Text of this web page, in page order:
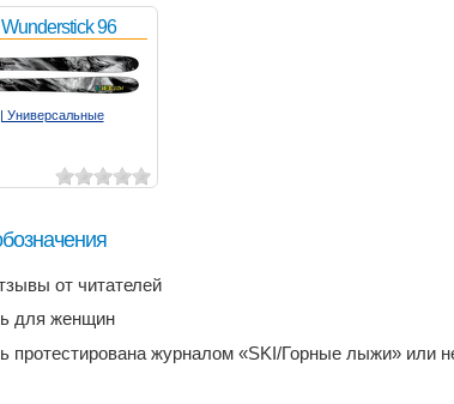
Wunderstick 96
Универсальные
от читателей
для женщин
протестирована журналом «SKI/Горные лыжи» или